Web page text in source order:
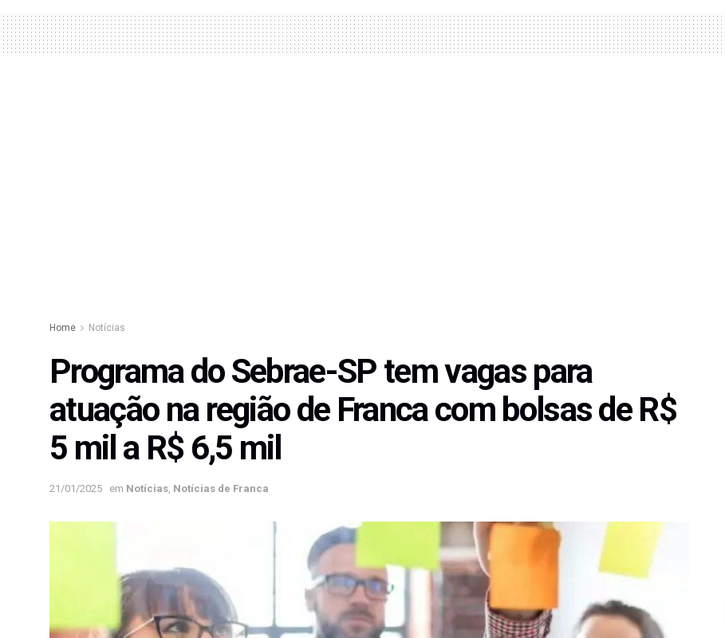
Home Notícias
Programa do Sebrae-SP tem vagas para
atuação na região de Franca com bolsas de R$
5 mil a R$ 6,5 mil
21/01/2025 em Notícias, Notícias de Franca